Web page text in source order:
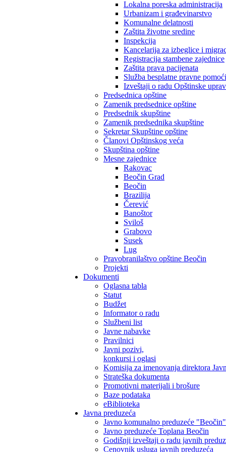
Lokalna poreska administracija
Urbanizam i građevinarstvo
Komunalne delatnosti
Zaštita životne sredine
Inspekcija
Kancelarija za izbeglice i
Registracija stambene zajednice
Zaštita prava pacijenata
Služba besplatne pravne pomoći
Izveštaji o radu Opštinske
Predsednica opštine
Zamenik predsednice opštine
Predsednik skupštine
Zamenik predsednika skupštine
Sekretar Skupštine opštine
Članovi Opštinskog veća
Skupština opštine
Mesne zajednice
Rakovac
Beočin Grad
Beočin
Brazilija
Čerević
Banoštor
Sviloš
Grabovo
Susek
Lug
Pravobranilaštvo opštine Beočin
Projekti
Dokumenti
Oglasna tabla
Statut
Budžet
Informator o radu
Službeni list
Javne nabavke
Pravilnici
Javni pozivi,
konkursi i oglasi
Komisija za imenovanja direktora
Strateška dokumenta
Promotivni materijali i brošure
Baze podataka
eBiblioteka
Javna preduzeća
Javno komunalno preduzeće "Beočin"
Javno preduzeće Toplana Beočin
Godišnji izveštaji o radu javnih
Cenovnik usluga javnih preduzeća